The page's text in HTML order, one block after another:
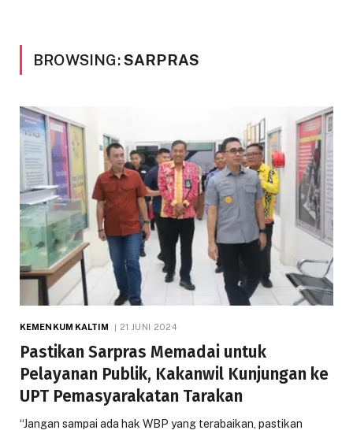
BROWSING:SARPRAS
KEMENKUM KALTIM 21 JUNI 2024
Pastikan Sarpras Memadai untuk
Pelayanan Publik, Kakanwil Kunjungan ke
UPT Pemasyarakatan Tarakan
“Jangan sampai ada hak WBP yang terabaikan, pastikan